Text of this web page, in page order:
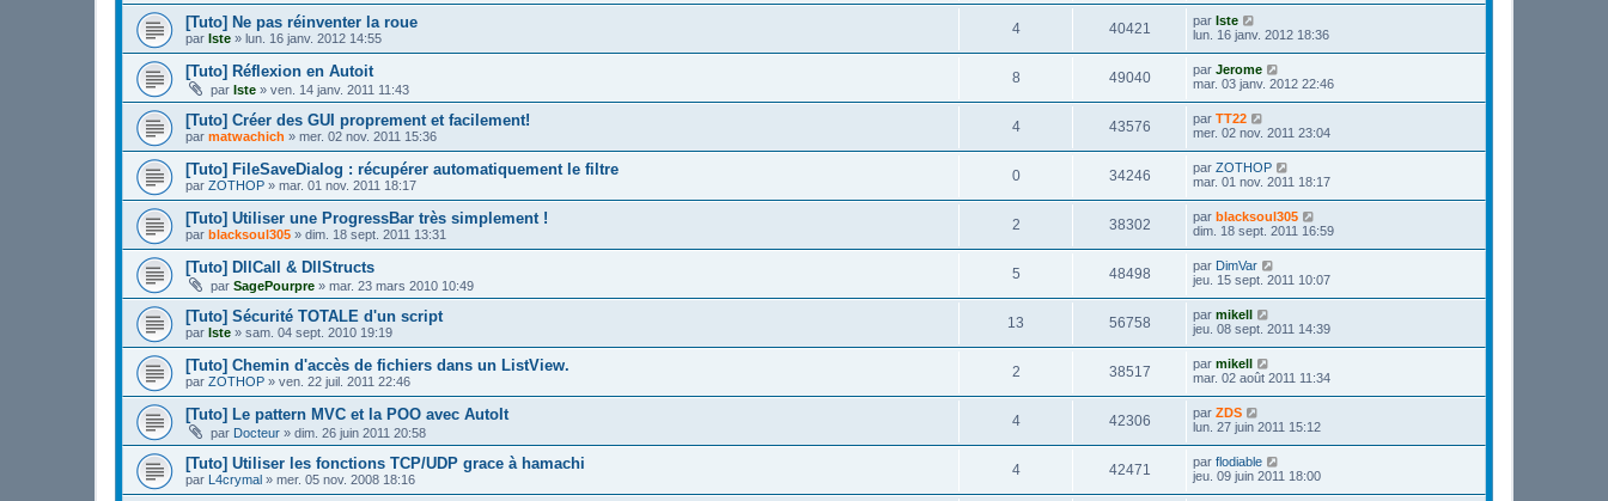
[Tuto] Ne pas réinventer la roue
par Iste » lun. 16 janv. 2012 14:55
4 40421 par Iste
lun. 16 janv. 2012 18:36
[Tuto] Réflexion en Autoit
par Iste » ven. 14 janv. 2011 11:43
8 49040 par Jerome
mar. 03 janv. 2012 22:46
[Tuto] Créer des GUI proprement et facilement!
par matwachich » mer. 02 nov. 2011 15:36
4 43576 par TT22
mer. 02 nov. 2011 23:04
[Tuto] FileSaveDialog : récupérer automatiquement le filtre
par ZOTHOP » mar. 01 nov. 2011 18:17
0 34246 par ZOTHOP
mar. 01 nov. 2011 18:17
[Tuto] Utiliser une ProgressBar très simplement !
par blacksoul305 » dim. 18 sept. 2011 13:31
2 38302 par blacksoul305
dim. 18 sept. 2011 16:59
[Tuto] DllCall & DllStructs
par SagePourpre » mar. 23 mars 2010 10:49
5 48498 par DimVar
jeu. 15 sept. 2011 10:07
[Tuto] Sécurité TOTALE d'un script
par Iste » sam. 04 sept. 2010 19:19
13 56758 par mikell
jeu. 08 sept. 2011 14:39
[Tuto] Chemin d'accès de fichiers dans un ListView.
par ZOTHOP » ven. 22 juil. 2011 22:46
2 38517 par mikell
mar. 02 août 2011 11:34
[Tuto] Le pattern MVC et la POO avec AutoIt
par Docteur » dim. 26 juin 2011 20:58
4 42306 par ZDS
lun. 27 juin 2011 15:12
[Tuto] Utiliser les fonctions TCP/UDP grace à hamachi
par L4crymal » mer. 05 nov. 2008 18:16
4 42471 par flodiable
jeu. 09 juin 2011 18:00